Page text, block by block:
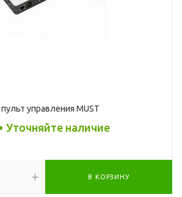
управления MUST
Уточняйте наличие
В КОРЗИНУ